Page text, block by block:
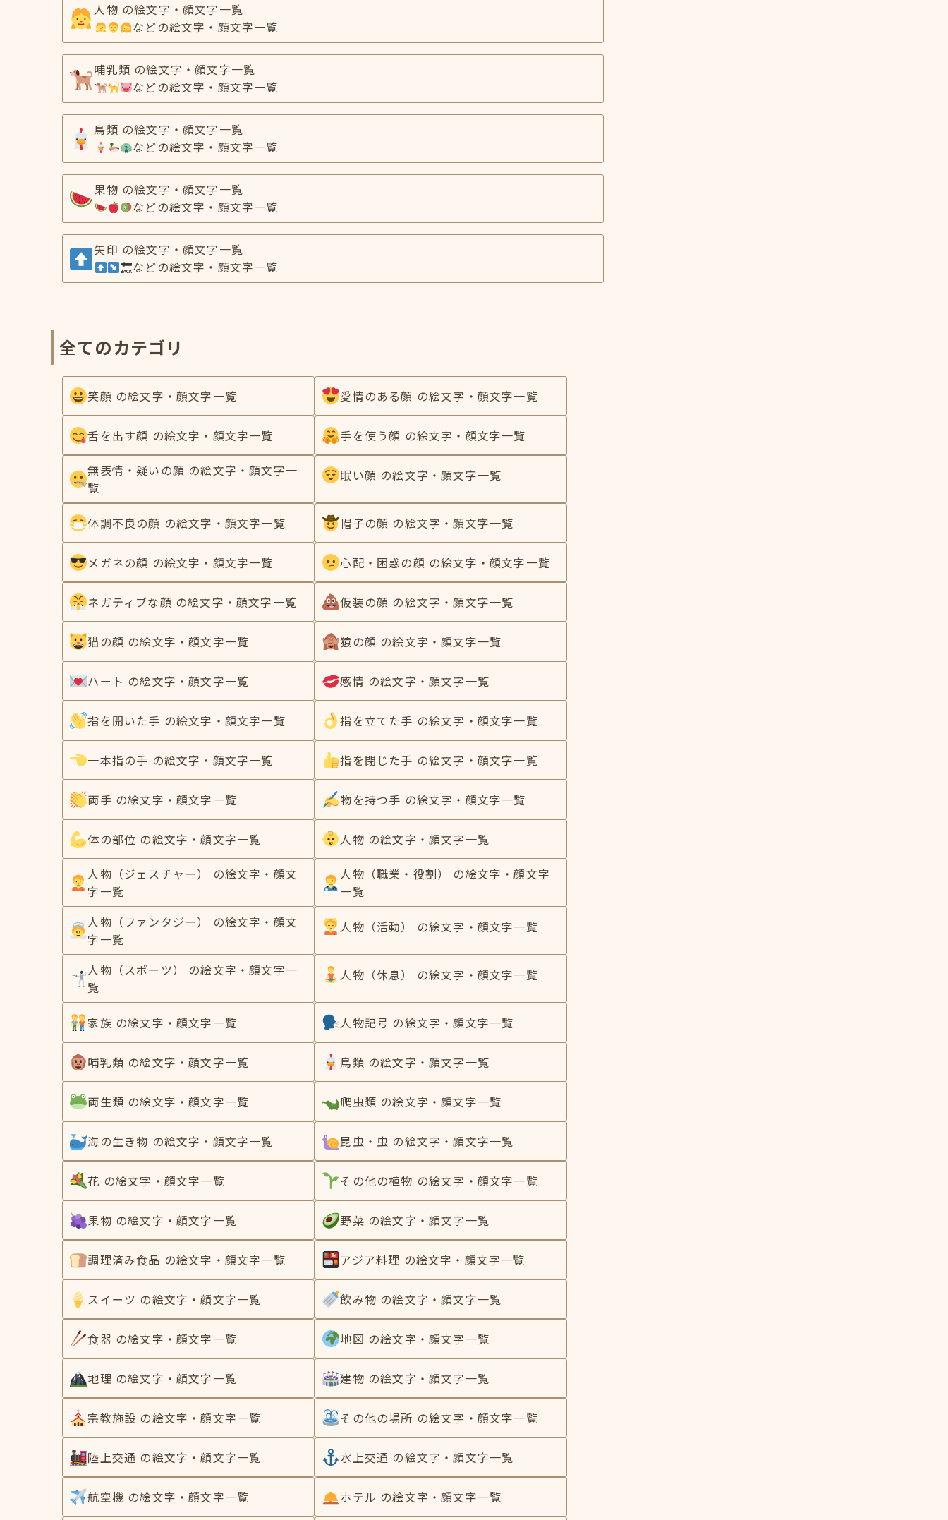
人物 の絵文字・顔文字一覧
などの絵文字・顔文字一覧
哺乳類 の絵文字・顔文字一覧
などの絵文字・顔文字一覧
鳥類 の絵文字・顔文字一覧
などの絵文字・顔文字一覧
果物 の絵文字・顔文字一覧
などの絵文字・顔文字一覧
矢印 の絵文字・顔文字一覧
などの絵文字・顔文字一覧
全てのカテゴリ
笑顔 の絵文字・顔文字一覧 愛情のある顔 の絵文字・顔文字一覧
舌を出す顔 の絵文字・顔文字一覧 手を使う顔 の絵文字・顔文字一覧
無表情・疑いの顔 の絵文字・顔文字一
覧
眠い顔 の絵文字・顔文字一覧
体調不良の顔 の絵文字・顔文字一覧 帽子の顔 の絵文字・顔文字一覧
メガネの顔 の絵文字・顔文字一覧 心配・困惑の顔 の絵文字・顔文字一覧
ネガティブな顔 の絵文字・顔文字一覧 仮装の顔 の絵文字・顔文字一覧
猫の顔 の絵文字・顔文字一覧 猿の顔 の絵文字・顔文字一覧
ハート の絵文字・顔文字一覧 感情 の絵文字・顔文字一覧
指を開いた手 の絵文字・顔文字一覧 指を立てた手 の絵文字・顔文字一覧
一本指の手 の絵文字・顔文字一覧 指を閉じた手 の絵文字・顔文字一覧
両手 の絵文字・顔文字一覧 物を持つ手 の絵文字・顔文字一覧
体の部位 の絵文字・顔文字一覧 人物 の絵文字・顔文字一覧
人物（ジェスチャー） の絵文字・顔文
字一覧
人物（職業・役割） の絵文字・顔文字
一覧
人物（ファンタジー） の絵文字・顔文
字一覧
人物（活動） の絵文字・顔文字一覧
人物（スポーツ） の絵文字・顔文字一
覧
人物（休息） の絵文字・顔文字一覧
家族 の絵文字・顔文字一覧 人物記号 の絵文字・顔文字一覧
哺乳類 の絵文字・顔文字一覧 鳥類 の絵文字・顔文字一覧
両生類 の絵文字・顔文字一覧 爬虫類 の絵文字・顔文字一覧
海の生き物 の絵文字・顔文字一覧 昆虫・虫 の絵文字・顔文字一覧
花 の絵文字・顔文字一覧 その他の植物 の絵文字・顔文字一覧
果物 の絵文字・顔文字一覧 野菜 の絵文字・顔文字一覧
調理済み食品 の絵文字・顔文字一覧 アジア料理 の絵文字・顔文字一覧
スイーツ の絵文字・顔文字一覧 飲み物 の絵文字・顔文字一覧
食器 の絵文字・顔文字一覧 地図 の絵文字・顔文字一覧
地理 の絵文字・顔文字一覧 建物 の絵文字・顔文字一覧
宗教施設 の絵文字・顔文字一覧 その他の場所 の絵文字・顔文字一覧
陸上交通 の絵文字・顔文字一覧 水上交通 の絵文字・顔文字一覧
航空機 の絵文字・顔文字一覧 ホテル の絵文字・顔文字一覧